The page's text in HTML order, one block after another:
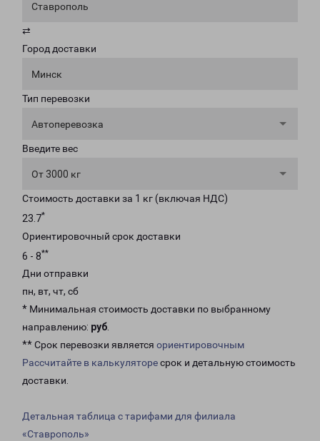
Ставрополь
⇄
Город доставки
Минск
Тип перевозки
Автоперевозка
Введите вес
От 3000 кг
Стоимость доставки за 1 кг (включая НДС)
23.7*
Ориентировочный срок доставки
6 - 8**
Дни отправки
пн, вт, чт, сб
* Минимальная стоимость доставки по выбранному
направлению: руб.
** Срок перевозки является ориентировочным
Рассчитайте в калькуляторесрок и детальную стоимость
доставки.
Детальная таблица с тарифами для филиала
«Ставрополь»